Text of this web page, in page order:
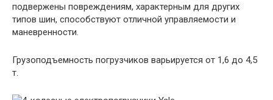
подвержены повреждениям, характерным для других
типов шин, способствуют отличной управляемости и
маневренности.
Грузоподъемность погрузчиков варьируется от 1,6 до 4,5
т.